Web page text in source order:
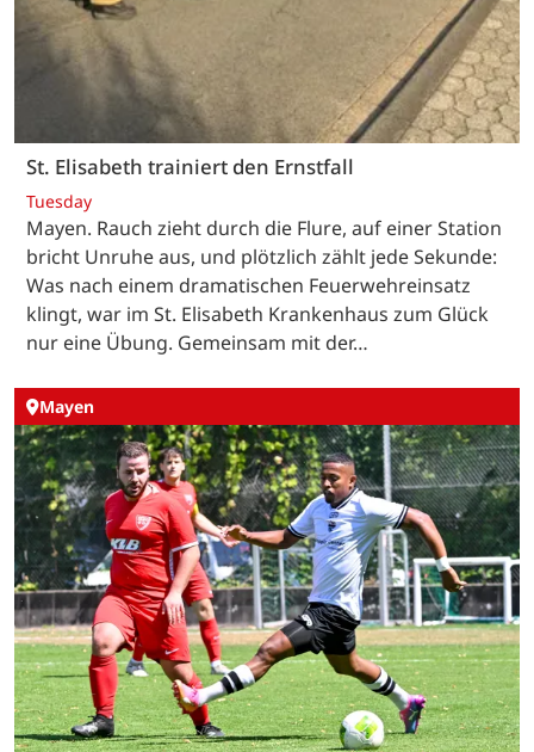
St. Elisabeth trainiert den Ernstfall
Tuesday
Mayen. Rauch zieht durch die Flure, auf einer Station
bricht Unruhe aus, und plötzlich zählt jede Sekunde:
Was nach einem dramatischen Feuerwehreinsatz
klingt, war im St. Elisabeth Krankenhaus zum Glück
nur eine Übung. Gemeinsam mit der…
Mayen